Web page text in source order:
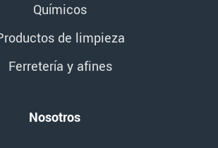
Químicos
de limpieza
Ferretería y afines
Nosotros